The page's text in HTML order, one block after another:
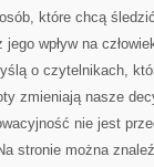
które chcą
jego wpływ na
o czytelnikach,
zmieniają nasze
nie jest
stronie można